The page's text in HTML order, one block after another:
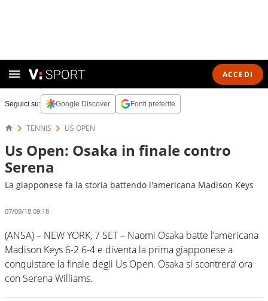
ACCEDI
Seguici su: Google Discover Fonti preferite
TENNIS US OPEN
Us Open: Osaka in finale contro
Serena
La giapponese fa la storia battendo l'americana Madison Keys
07/09/18 09:18
(ANSA) – NEW YORK, 7 SET – Naomi Osaka batte l’americana
Madison Keys 6-2 6-4 e diventa la prima giapponese a
conquistare la finale degli Us Open. Osaka si scontrera’ ora
con Serena Williams.